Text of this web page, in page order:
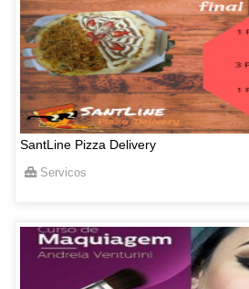
SantLine Pizza Delivery
Servicos